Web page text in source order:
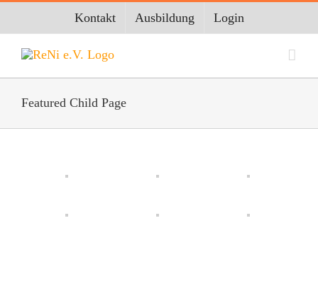
springen
Kontakt Ausbildung Login
Featured Child Page